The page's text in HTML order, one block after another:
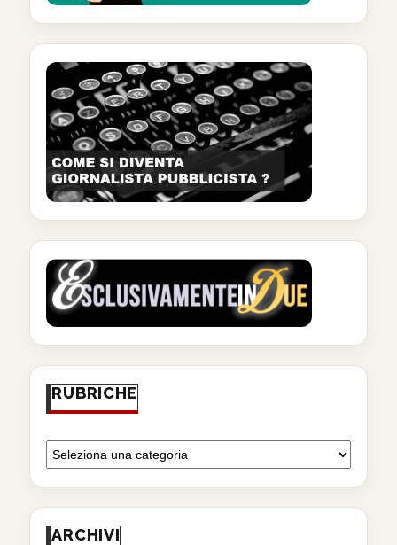
RUBRICHE
ARCHIVI